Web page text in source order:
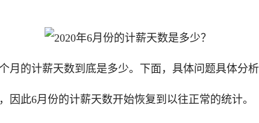
月的计薪天数到底是多少。下面，具体问题具体分析
因此6月份的计薪天数开始恢复到以往正常的统计。